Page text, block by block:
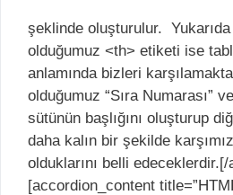
şeklinde oluşturulur. Yukarıda
olduğumuz <th> etiketi ise
anlamında bizleri
olduğumuz “Sıra Numarası”
sütünün başlığını oluşturup
daha kalın bir şekilde
olduklarını belli
[accordion_content